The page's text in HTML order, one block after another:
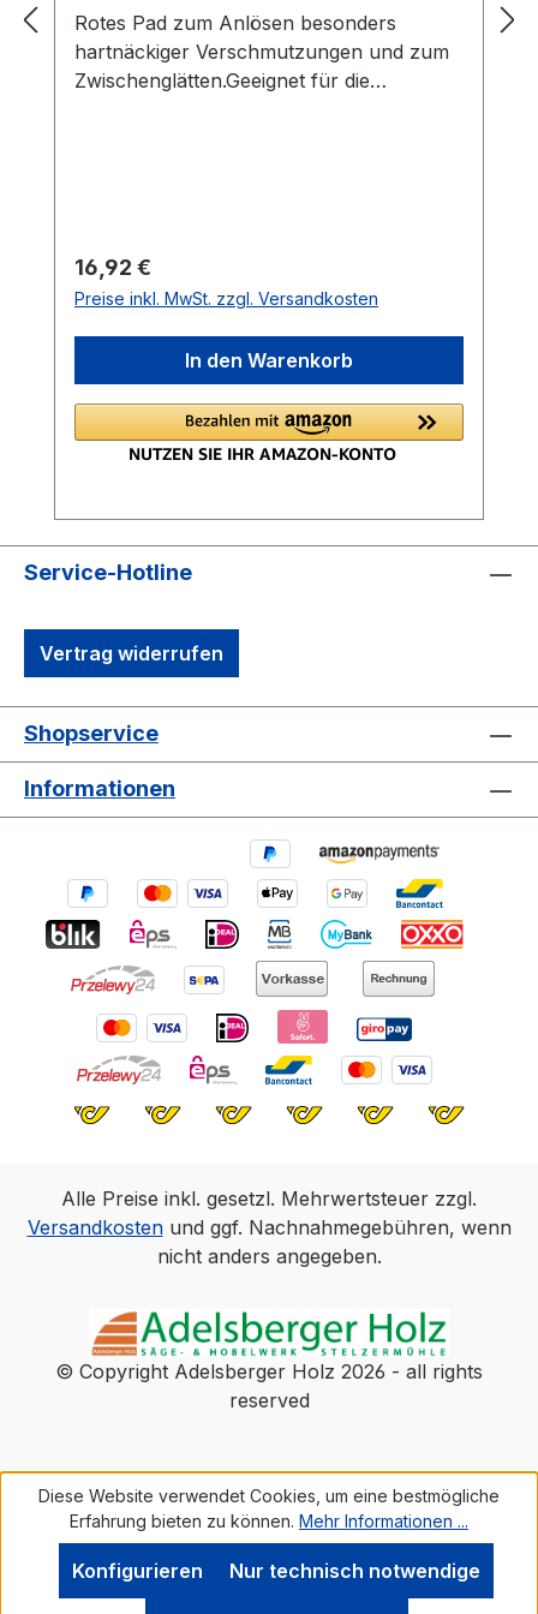
Rotes Pad zum Anlösen besonders
hartnäckiger Verschmutzungen und zum
Zwischenglätten.Geeignet für die
Regulärer Preis:
16,92 €
Preise inkl. MwSt. zzgl. Versandkosten
In den Warenkorb
Service-Hotline
Vertrag widerrufen
Shopservice
Informationen
Alle Preise inkl. gesetzl. Mehrwertsteuer zzgl.
Versandkostenund ggf. Nachnahmegebühren, wenn
nicht anders angegeben.
© Copyright Adelsberger Holz 2026 - all rights
reserved
Diese Website verwendet Cookies, um eine bestmögliche
Erfahrung bieten zu können. Mehr Informationen ...
Nur technisch notwendige
Konfigurieren